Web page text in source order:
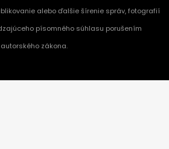
alebo ďalšie šírenie správ, fotografií
písomného súhlasu porušením
autorského zákona.